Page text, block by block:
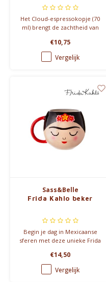
Het Cloud-espressokopje (70
ml) brengt de zachtheid van
Handgemaakt in steengoed,
met subtiele glans,
vaatwasserbestendig en
€10,75
Vergelijk
Sass&Belle
Frida Kahlo beker
Begin je dag in Mexicaanse
sferen met deze unieke Frida
eyecatcher met robijnrode en
zonnegele accenten.
€14,50
Vergelijk